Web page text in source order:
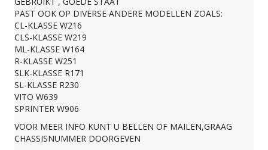
aantal
PAST OOK OP DIVERSE ANDERE MODELLEN ZOALS:
CL-KLASSE W216
CLS-KLASSE W219
ML-KLASSE W164
R-KLASSE W251
SLK-KLASSE R171
SL-KLASSE R230
VITO W639
SPRINTER W906
VOOR MEER INFO KUNT U BELLEN OF MAILEN,GRAAG
CHASSISNUMMER DOORGEVEN